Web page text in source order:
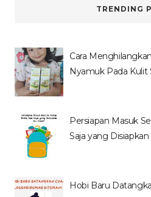
TRENDING
Cara
Nyamuk Pada Kulit
Persiapan Masuk
Saja yang Disiapkan
Hobi Baru